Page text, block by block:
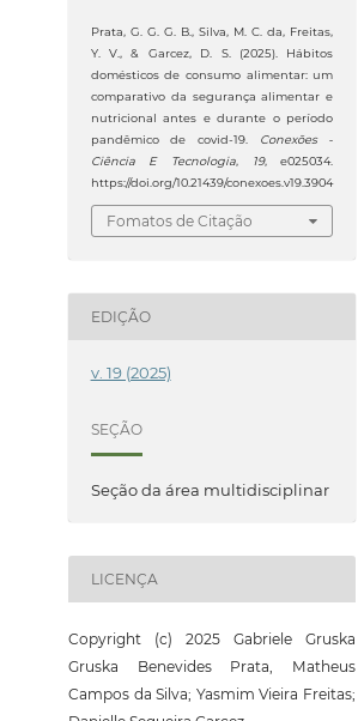
Prata, G. G. G. B., Silva, M. C. da, Freitas,
Y. V., & Garcez, D. S. (2025). Hábitos
domésticos de consumo alimentar: um
comparativo da segurança alimentar e
nutricional antes e durante o período
pandêmico de covid-19.
Conexões -
Ciência E Tecnologia, 19, e025034.
https://doi.org/10.21439/conexoes.v19.3904
Fomatos de Citação
EDIÇÃO
v. 19 (2025)
SEÇÃO
Seção da área multidisciplinar
LICENÇA
Copyright (c) 2025 Gabriele Gruska
Gruska Benevides Prata, Matheus
Campos da Silva; Yasmim Vieira Freitas;